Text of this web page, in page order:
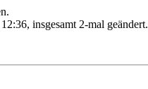
insgesamt 2-mal geändert.